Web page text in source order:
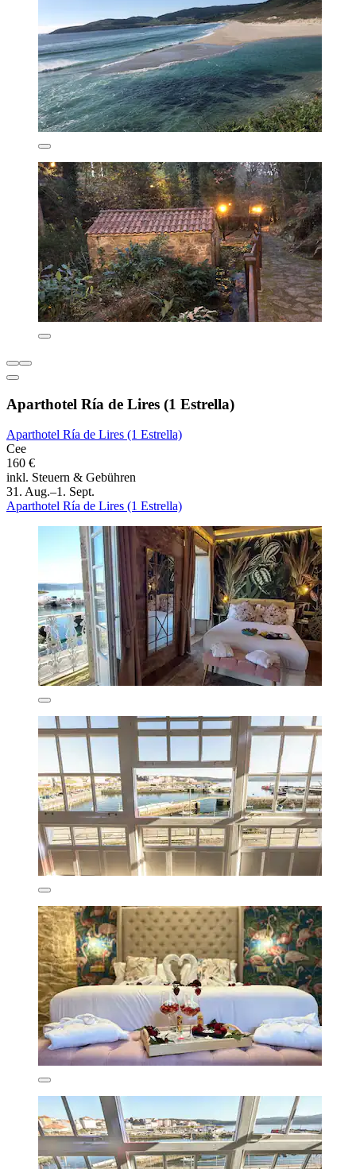
Aparthotel Ría de Lires (1 Estrella)
Aparthotel Ría de Lires (1 Estrella)
Cee
160 €
inkl. Steuern & Gebühren
31. Aug.–1. Sept.
Aparthotel Ría de Lires (1 Estrella)